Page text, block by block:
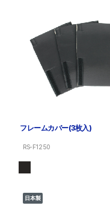
フレームカバー(3枚入)
RS-F1250
日本製